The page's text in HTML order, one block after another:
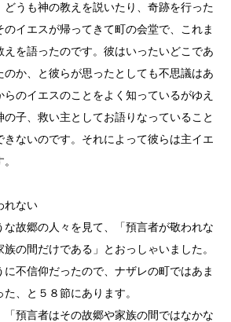
うも神の教えを説いたり、奇跡を行った
のイエスが帰ってきて町の会堂で、これま
えを語ったのです。彼はいったいどこであ
のか、と彼らが思ったとしても不思議はあ
らのイエスのことをよく知っているがゆえ
子、救い主としてお語りなっていること
きないのです。それによって彼らは主イエ
れない
故郷の人々を見て、「預言者が敬われな
の間だけである」とおっしゃいました。
不信仰だったので、ナザレの町ではあま
、と５８節にあります。
預言者はその故郷や家族の間ではなかな